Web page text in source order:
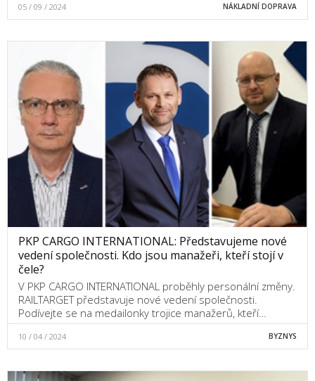
05 / 09 / 2024 NÁKLADNÍ DOPRAVA
PKP CARGO INTERNATIONAL: Představujeme nové
vedení společnosti. Kdo jsou manažeři, kteří stojí v
čele?
V PKP CARGO INTERNATIONAL proběhly personální změny.
RAILTARGET představuje nové vedení společnosti.
Podívejte se na medailonky trojice manažerů, kteří…
10 / 04 / 2024 BYZNYS